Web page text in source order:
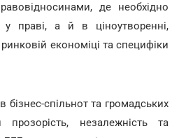
де необхідно
у праві, а й в ціноутворенні,
економіці та специфіки
бізнес-спільнот та громадських
прозорість, незалежність та